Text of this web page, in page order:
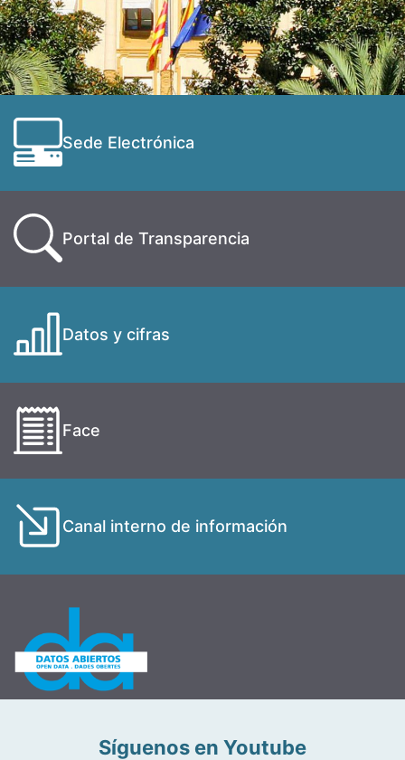
Sede Electrónica
Portal de Transparencia
Datos y cifras
Face
Canal interno de información
Síguenos en Youtube